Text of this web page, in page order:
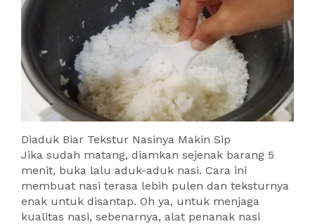
Diaduk Biar Tekstur Nasinya Makin Sip
Jika sudah matang, diamkan sejenak barang 5
menit, buka lalu aduk-aduk nasi. Cara ini
membuat nasi terasa lebih pulen dan teksturnya
enak untuk disantap. Oh ya, untuk menjaga
kualitas nasi, sebenarnya, alat penanak nasi